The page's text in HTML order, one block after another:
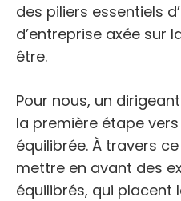
des piliers essentiels
d’entreprise axée sur
être.
Pour nous, un
la première étape
équilibrée. À travers
mettre en avant des
équilibrés, qui